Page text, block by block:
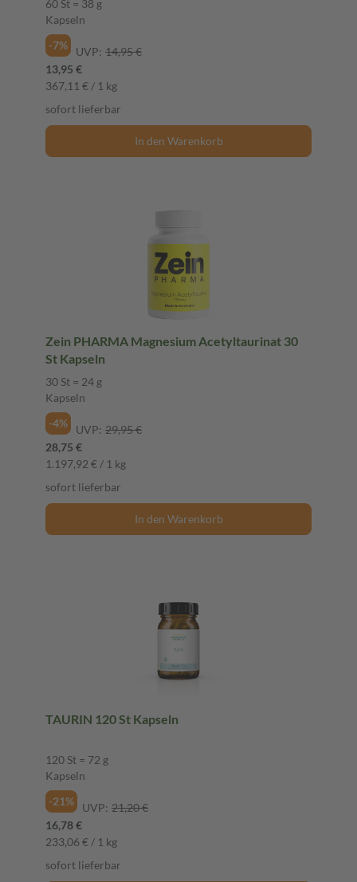
60 St = 38 g
Kapseln
-7%
UVP: 14,95 €
13,95 €
367,11 € / 1 kg
sofort lieferbar
In den Warenkorb
Zein PHARMA Magnesium Acetyltaurinat 30
St Kapseln
30 St = 24 g
Kapseln
-4%
UVP: 29,95 €
28,75 €
1.197,92 € / 1 kg
sofort lieferbar
In den Warenkorb
TAURIN 120 St Kapseln
120 St = 72 g
Kapseln
-21%
UVP: 21,20 €
16,78 €
233,06 € / 1 kg
sofort lieferbar